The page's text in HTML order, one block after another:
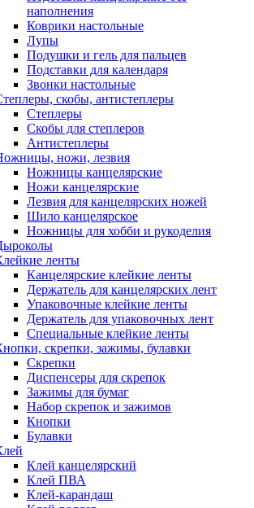
наполнения
Коврики настольные
Лупы
Подушки и гель для пальцев
Подставки для календаря
Звонки настольные
скобы, антистеплеры
Степлеры
Скобы для степлеров
Антистеплеры
ножи, лезвия
Ножницы канцелярские
Ножи канцелярские
Лезвия для канцелярских ножей
Шило канцелярское
Ножницы для хобби и рукоделия
ленты
Канцелярские клейкие ленты
Держатель для канцелярских лент
Упаковочные клейкие ленты
Держатель для упаковочных лент
Специальные клейкие ленты
скрепки, зажимы, булавки
Скрепки
Диспенсеры для скрепок
Зажимы для бумаг
Набор скрепок и зажимов
Кнопки
Булавки
Клей канцелярский
Клей ПВА
Клей-карандаш